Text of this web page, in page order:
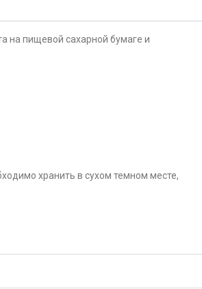
на пищевой сахарной бумаге и
хранить в сухом темном месте,